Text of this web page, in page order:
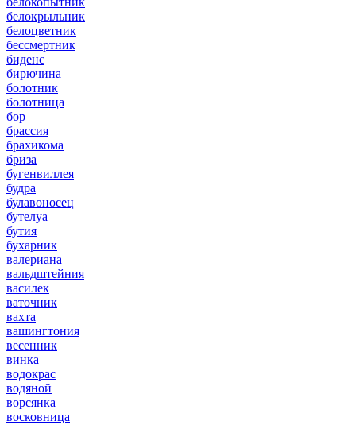
белокрыльник
белоцветник
бессмертник
биденс
бирючина
болотник
болотница
бор
брассия
брахикома
бриза
бугенвиллея
будра
булавоносец
бутелуа
бутия
бухарник
валериана
вальдштейния
василек
ваточник
вахта
вашингтония
весенник
винка
водокрас
водяной
ворсянка
восковница